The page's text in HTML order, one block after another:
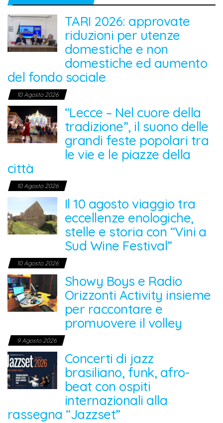
TARI 2026: approvate
riduzioni per utenze
domestiche e non
domestiche ed aumento
del fondo sociale
10 Agosto 2026
“Lecce – Nel cuore della
tradizione”, il suono delle
grandi feste popolari tra
le vie e le piazze della
città
10 Agosto 2026
Il 10 agosto viaggio tra
eccellenze enologiche,
stelle e storia con “Vini a
Sud Wine Festival”
10 Agosto 2026
Showy Boys e Radio
Orizzonti Activity insieme
per raccontare e
promuovere il volley
9 Agosto 2026
Concerti di jazz
brasiliano, funk, afro-
beat con ospiti
internazionali alla
rassegna “Jazzset”